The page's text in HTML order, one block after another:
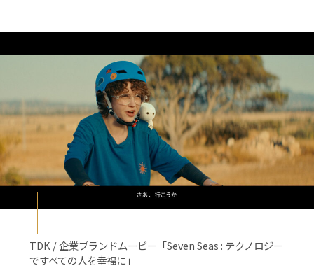
TDK / 企業ブランドムービー「Seven Seas : テクノロジー
ですべての人を幸福に」